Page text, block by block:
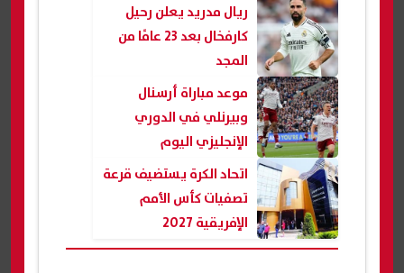
ريال مدريد يعلن رحيل
كارفخال بعد 23 عامًا من
المجد
موعد مباراة أرسنال
وبيرنلي في الدوري
الإنجليزي اليوم
اتحاد الكرة يستضيف قرعة
تصفيات كأس الأمم
الإفريقية 2027